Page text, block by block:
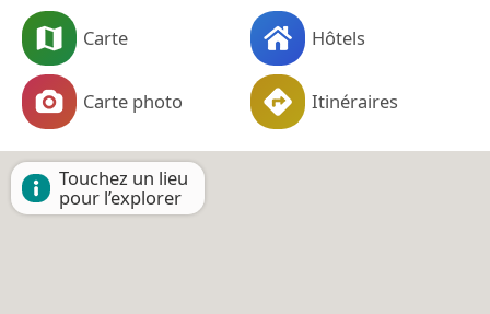
Carte Hôtels
Carte photo Itinéraires
Touchez un lieu
pour l’explorer